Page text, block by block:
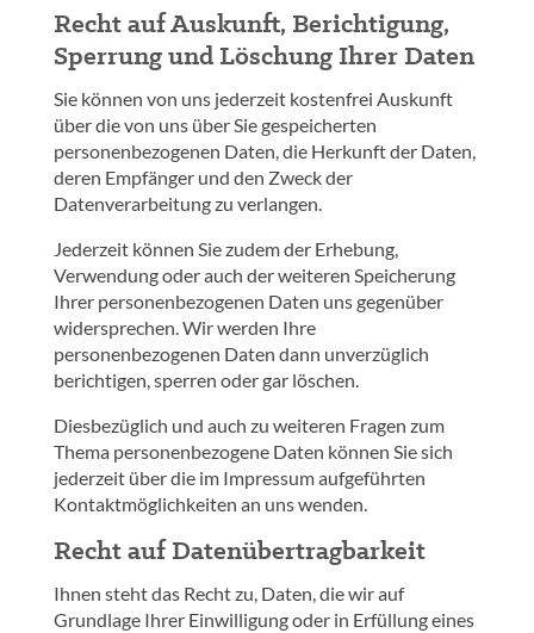
Recht auf Auskunft, Berichtigung,
Sperrung und Löschung Ihrer Daten
Sie können von uns jederzeit kostenfrei Auskunft
über die von uns über Sie gespeicherten
personenbezogenen Daten, die Herkunft der Daten,
deren Empfänger und den Zweck der
Datenverarbeitung zu verlangen.
Jederzeit können Sie zudem der Erhebung,
Verwendung oder auch der weiteren Speicherung
Ihrer personenbezogenen Daten uns gegenüber
widersprechen. Wir werden Ihre
personenbezogenen Daten dann unverzüglich
berichtigen, sperren oder gar löschen.
Diesbezüglich und auch zu weiteren Fragen zum
Thema personenbezogene Daten können Sie sich
jederzeit über die im Impressum aufgeführten
Kontaktmöglichkeiten an uns wenden.
Recht auf Datenübertragbarkeit
Ihnen steht das Recht zu, Daten, die wir auf
Grundlage Ihrer Einwilligung oder in Erfüllung eines